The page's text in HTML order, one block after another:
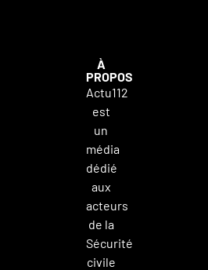
À
PROPOS
Actu112
est
un
média
dédié
aux
acteurs
de la
Sécurité
civile